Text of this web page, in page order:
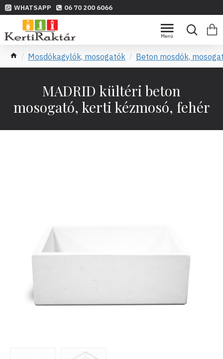
WHATSAPP 06 70 200 6066
Mosdókagylók, mosogatók Beton mosdók,
MADRID kültéri beton
mosogató, kerti kézmosó, fehér